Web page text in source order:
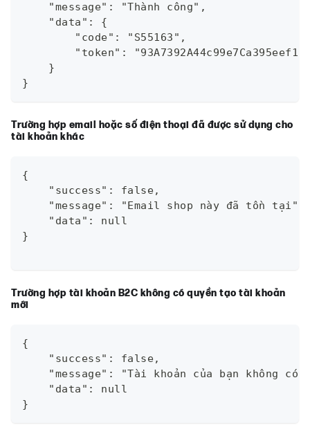
    "message": "Thành công",
    "data": {
        "code": "S55163",
"token":
    }
}
Trường hợp email hoặc số điện thoại đã được sử dụng cho
tài khoản khác
{
    "success": false,
    "message": "Email shop này đã tồn tại",
    "data": null
}
Trường hợp tài khoản B2C không có quyền tạo tài khoản
mới
{
    "success": false,
"message": "Tài khoản của bạn không có
    "data": null
}